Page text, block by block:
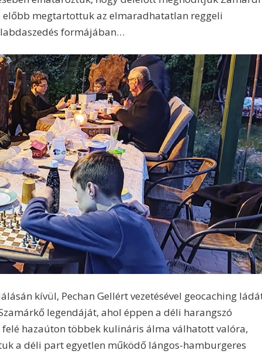
megtartottuk az elmaradhatatlan reggeli
formájában…
kívül, Pechan Gellért vezetésével geocaching
legendáját, ahol éppen a déli harangszó
hazaúton többek kulináris álma válhatott valóra,
a déli part egyetlen működő lángos-hamburgeres